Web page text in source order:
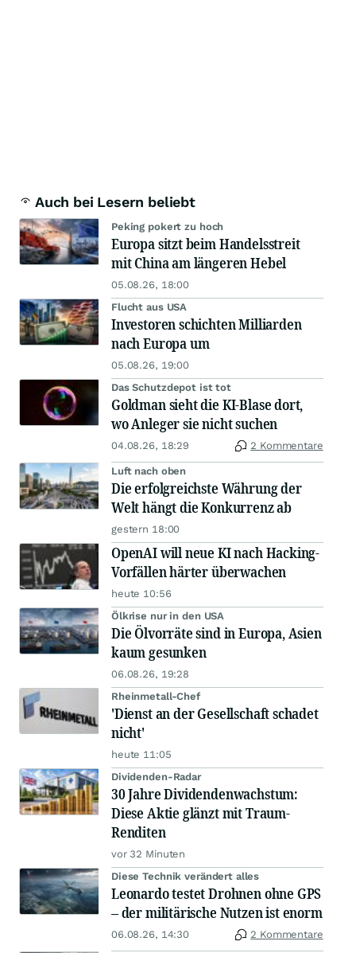
Auch bei Lesern beliebt
Peking pokert zu hoch
Europa sitzt beim Handelsstreit
mit China am längeren Hebel
05.08.26, 18:00
Flucht aus USA
Investoren schichten Milliarden
nach Europa um
05.08.26, 19:00
Das Schutzdepot ist tot
Goldman sieht die KI-Blase dort,
wo Anleger sie nicht suchen
04.08.26, 18:29 2 Kommentare
Luft nach oben
Die erfolgreichste Währung der
Welt hängt die Konkurrenz ab
gestern 18:00
OpenAI will neue KI nach Hacking-
Vorfällen härter überwachen
heute 10:56
Ölkrise nur in den USA
Die Ölvorräte sind in Europa, Asien
kaum gesunken
06.08.26, 19:28
Rheinmetall-Chef
'Dienst an der Gesellschaft schadet
nicht'
heute 11:05
Dividenden-Radar
30 Jahre Dividendenwachstum:
Diese Aktie glänzt mit Traum-
Renditen
vor 32 Minuten
Diese Technik verändert alles
Leonardo testet Drohnen ohne GPS
– der militärische Nutzen ist enorm
06.08.26, 14:30 2 Kommentare